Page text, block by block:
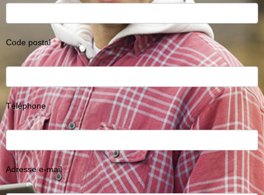
Code postal
Téléphone
Adresse e-mail